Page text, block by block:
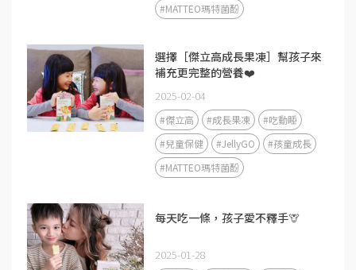
#MATTEO瑪特菌酚
選擇［傑立高成長果凍］幫孩子來
補充更完整的營養❤️
2025-02-04
#傑立高 #成長果凍
#吃動睡
#兒童保健
#JellyGO
#孩童成長
#MATTEO瑪特菌酚
每天吃一條，孩子愛不釋手🦒
2025-01-28